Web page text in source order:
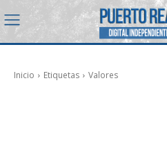
Inicio Etiquetas Valores